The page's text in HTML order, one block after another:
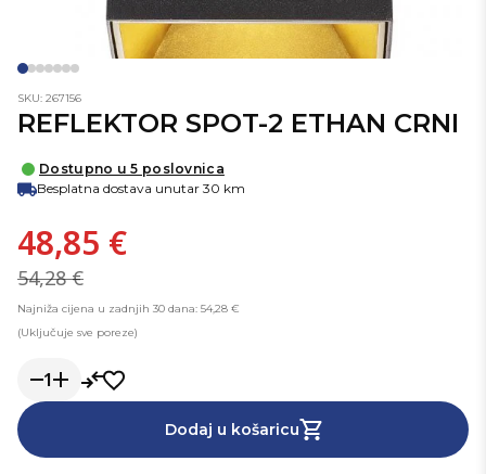
SKU: 267156
REFLEKTOR SPOT-2 ETHAN CRNI
Dostupno u 5 poslovnica
Besplatna dostava unutar 30 km
48,85 €
54,28 €
Najniža cijena u zadnjih 30 dana: 54,28 €
(Uključuje sve poreze)
1
Dodaj u košaricu